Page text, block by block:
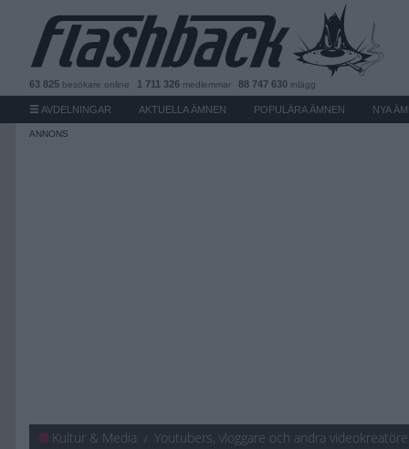
63 825 besökare online 1 711 326 medlemmar 88 747 630 inlägg
AVDELNINGAR AKTUELLA ÄMNEN POPULÄRA ÄMNEN NYA
Kultur & Media Youtubers, vloggare och andra